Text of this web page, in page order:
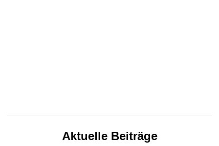
Aktuelle Beiträge